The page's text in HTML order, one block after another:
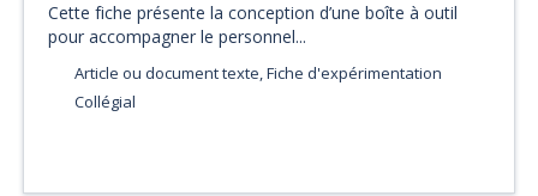
Cette fiche présente la conception d’une boîte à outil
pour accompagner le personnel...
Article ou document texte, Fiche d'expérimentation
Collégial